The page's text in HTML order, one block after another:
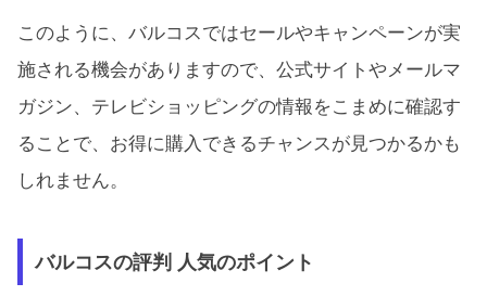
このように、バルコスではセールやキャンペーンが実
施される機会がありますので、公式サイトやメールマ
ガジン、テレビショッピングの情報をこまめに確認す
ることで、お得に購入できるチャンスが見つかるかも
しれません。
バルコスの評判 人気のポイント